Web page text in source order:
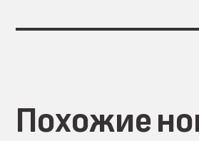
Похожие